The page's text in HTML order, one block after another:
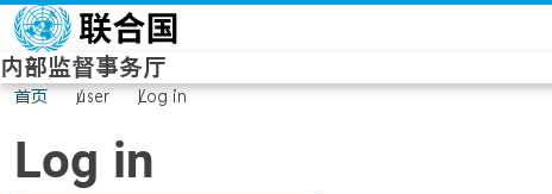
Skip to main content
内部监督事务厅
首页 user Log in
Log in